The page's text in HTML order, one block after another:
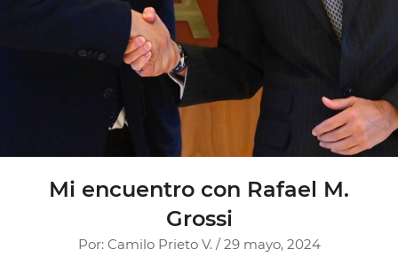
Mi encuentro con Rafael M.
Grossi
Por: Camilo Prieto V. / 29 mayo, 2024